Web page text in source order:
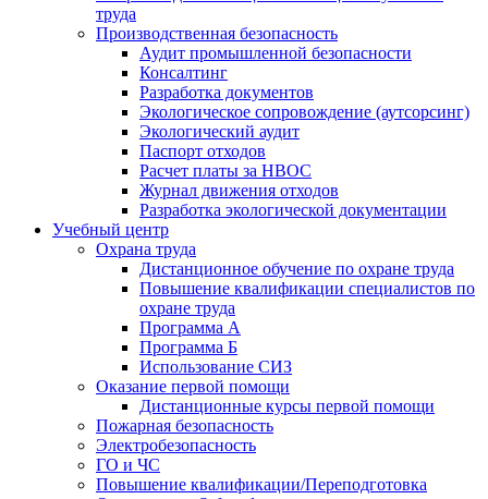
труда
Производственная безопасность
Аудит промышленной безопасности
Консалтинг
Разработка документов
Экологическое сопровождение (аутсорсинг)
Экологический аудит
Паспорт отходов
Расчет платы за НВОС
Журнал движения отходов
Разработка экологической документации
Учебный центр
Охрана труда
Дистанционное обучение по охране труда
Повышение квалификации специалистов по
охране труда
Программа А
Программа Б
Использование СИЗ
Оказание первой помощи
Дистанционные курсы первой помощи
Пожарная безопасность
Электробезопасность
ГО и ЧС
Повышение квалификации/Переподготовка